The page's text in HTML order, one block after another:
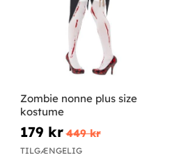
Zombie nonne plus size
kostume
179 kr 449 kr
TILGÆNGELIG